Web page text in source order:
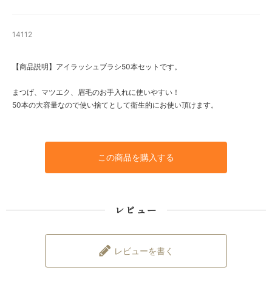
14112
【商品説明】アイラッシュブラシ50本セットです。
まつげ、マツエク、眉毛のお手入れに使いやすい！
50本の大容量なので使い捨てとして衛生的にお使い頂けます。
この商品を購入する
レビュー
レビューを書く